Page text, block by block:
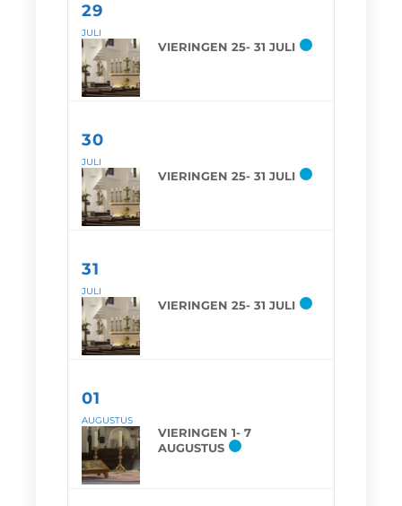
29
JULI
VIERINGEN 25- 31 JULI
30
JULI
VIERINGEN 25- 31 JULI
31
JULI
VIERINGEN 25- 31 JULI
01
AUGUSTUS
VIERINGEN 1- 7
AUGUSTUS